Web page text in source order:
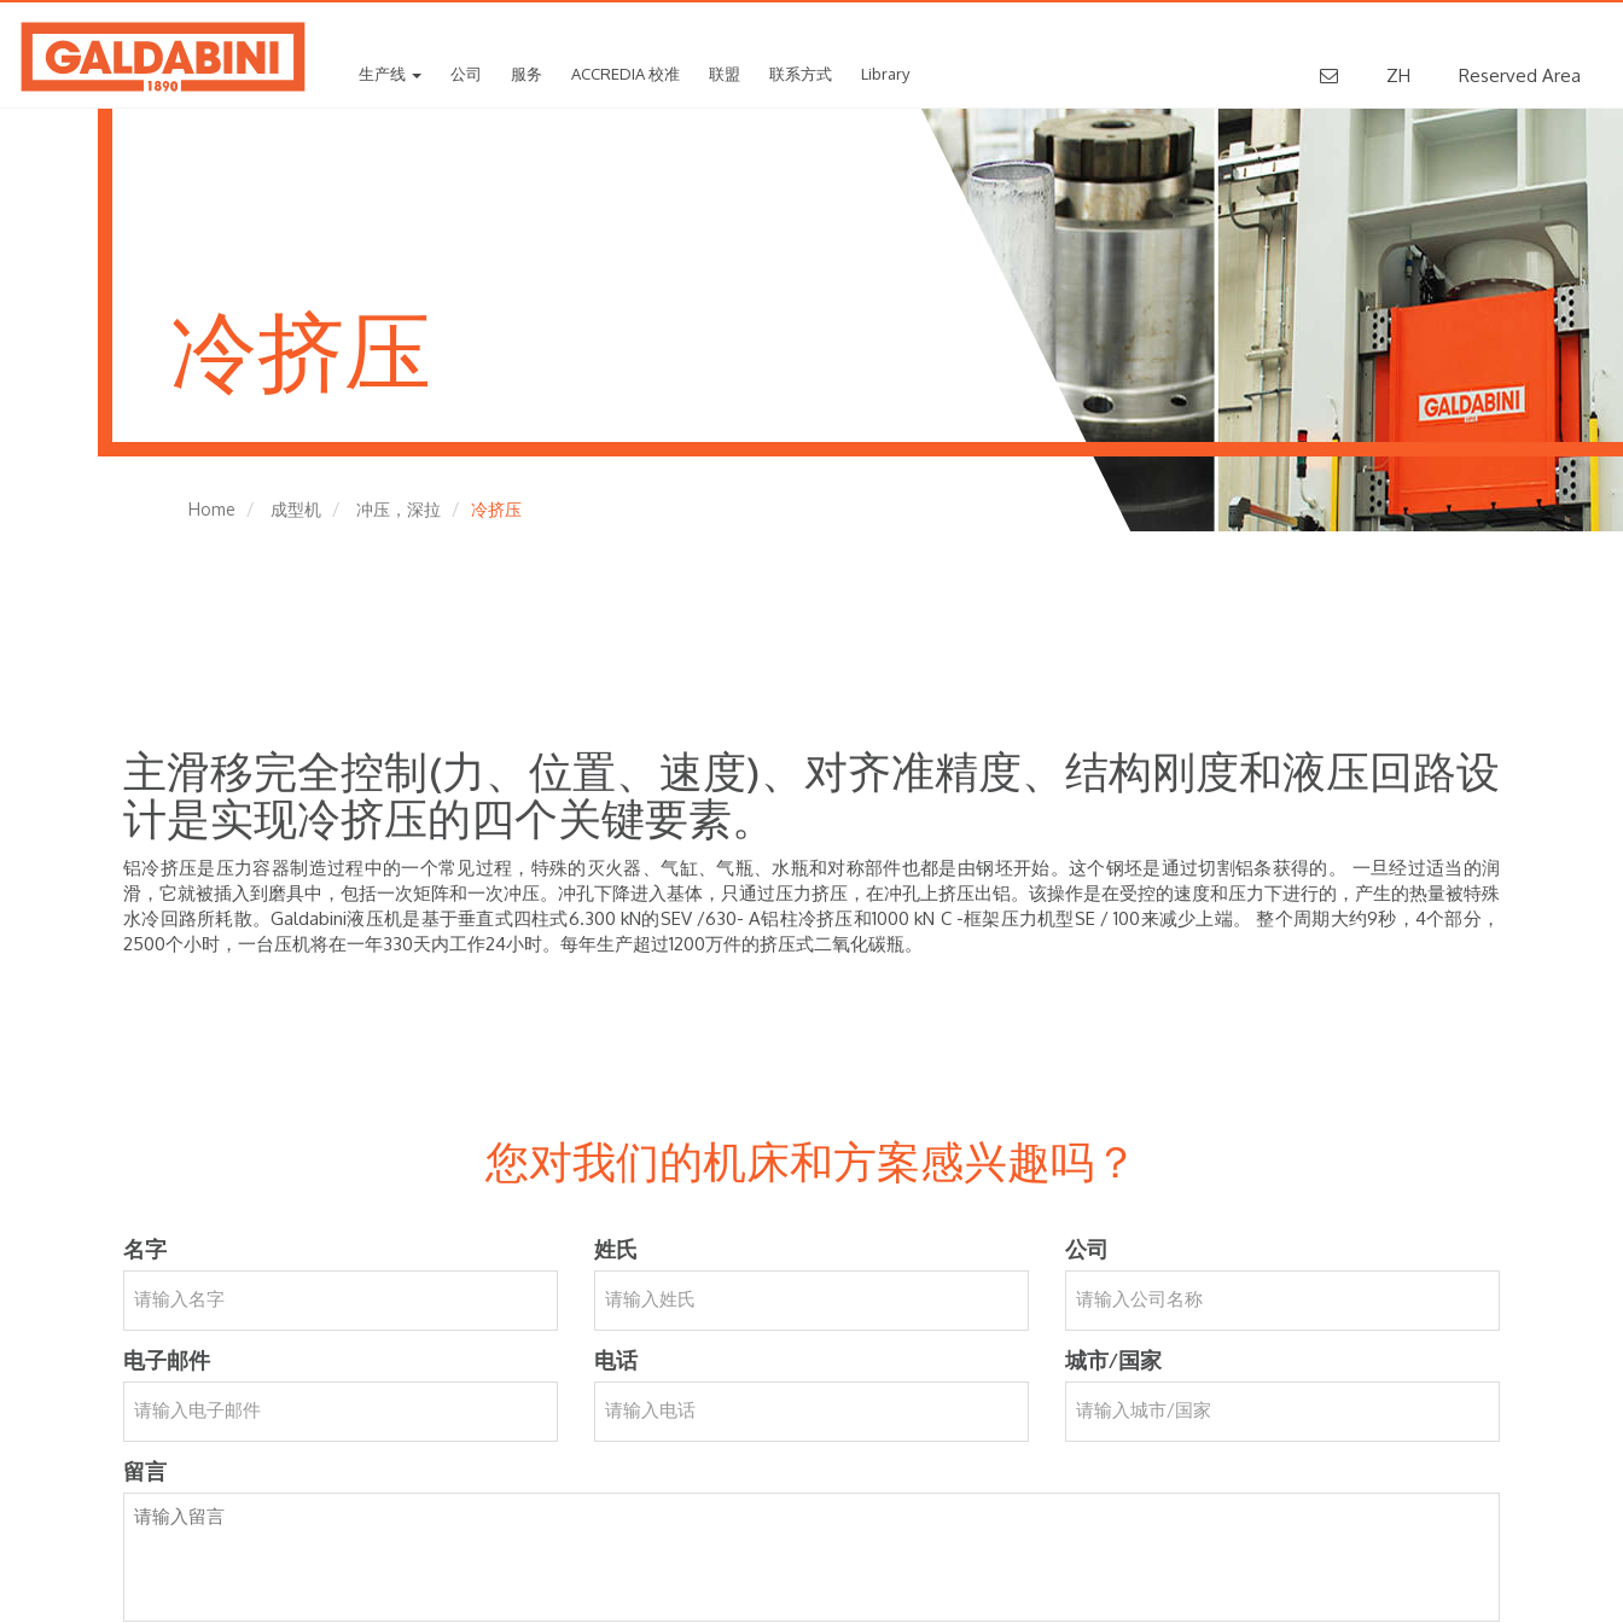
生产线 公司 服务 ACCREDIA 校准 联盟 联系方式 Library ZH Reserved Area
冷挤压
Home 成型机 冲压，深拉 冷挤压
主滑移完全控制(力、位置、速度)、对齐准精度、结构刚度和液压回路设
计是实现冷挤压的四个关键要素。
铝冷挤压是压力容器制造过程中的一个常见过程，特殊的灭火器、气缸、气瓶、水瓶和对称部件也都是由钢坯开始。这个钢坯是通过切割铝条获得的。 一旦经过适当的润
滑，它就被插入到磨具中，包括一次矩阵和一次冲压。冲孔下降进入基体，只通过压力挤压，在冲孔上挤压出铝。该操作是在受控的速度和压力下进行的，产生的热量被特殊
水冷回路所耗散。Galdabini液压机是基于垂直式四柱式6.300 kN的SEV /630- A铝柱冷挤压和1000 kN C -框架压力机型SE / 100来减少上端。整个周期大约9秒，4个部分，
2500个小时，一台压机将在一年330天内工作24小时。每年生产超过1200万件的挤压式二氧化碳瓶。
您对我们的机床和方案感兴趣吗？
名字 姓氏 公司
电子邮件 电话 城市/国家
留言